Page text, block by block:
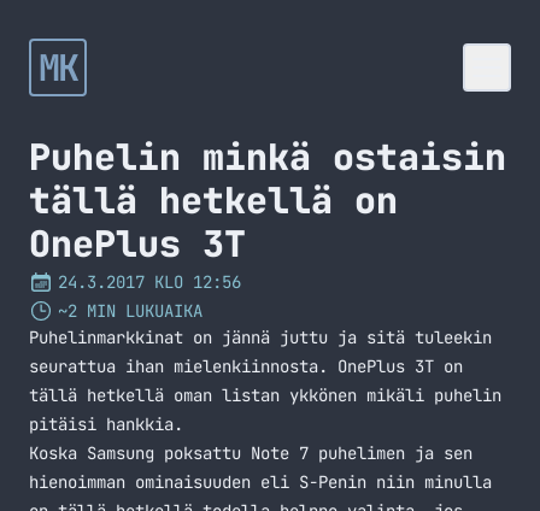
MK
Puhelin minkä ostaisin
tällä hetkellä on
OnePlus 3T
24.3.2017 KLO 12:56
~2 MIN LUKUAIKA
Puhelinmarkkinat on jännä juttu ja sitä tuleekin
seurattua ihan mielenkiinnosta. OnePlus 3T on
tällä hetkellä oman listan ykkönen mikäli puhelin
pitäisi hankkia.
Koska Samsung poksattu Note 7 puhelimen ja sen
hienoimman ominaisuuden eli S-Penin niin minulla